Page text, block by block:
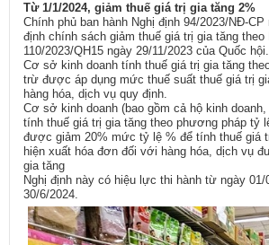
Từ 1/1/2024, giảm thuế giá trị gia tăng 2%
Chính phủ ban hành Nghị định 94/2023/NĐ-
định chính sách giảm thuế giá trị gia tăng theo
110/2023/QH15 ngày 29/11/2023 của Quốc hội.
Cơ sở kinh doanh tính thuế giá trị gia tăng
trừ được áp dụng mức thuế suất thuế giá trị
hàng hóa, dịch vụ quy định.
Cơ sở kinh doanh (bao gồm cả hộ kinh
tính thuế giá trị gia tăng theo phương pháp tỷ
được giảm 20% mức tỷ lệ % để tính thuế giá
hiện xuất hóa đơn đối với hàng hóa, dịch vụ
gia tăng
Nghị định này có hiệu lực thi hành từ ngày 01/
30/6/2024.